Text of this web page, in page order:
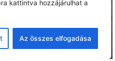
kattintva hozzájárulhat a
Az összes elfogadása